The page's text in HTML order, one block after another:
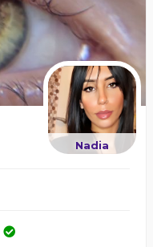
Nadia